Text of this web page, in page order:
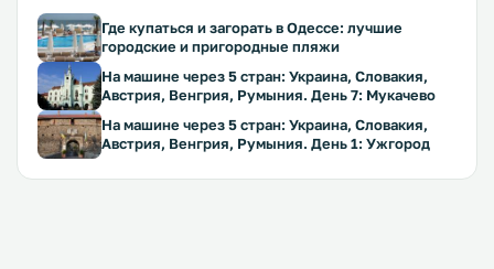
Где купаться и загорать в Одессе: лучшие
городские и пригородные пляжи
На машине через 5 стран: Украина, Словакия,
Австрия, Венгрия, Румыния. День 7: Мукачево
На машине через 5 стран: Украина, Словакия,
Австрия, Венгрия, Румыния. День 1: Ужгород